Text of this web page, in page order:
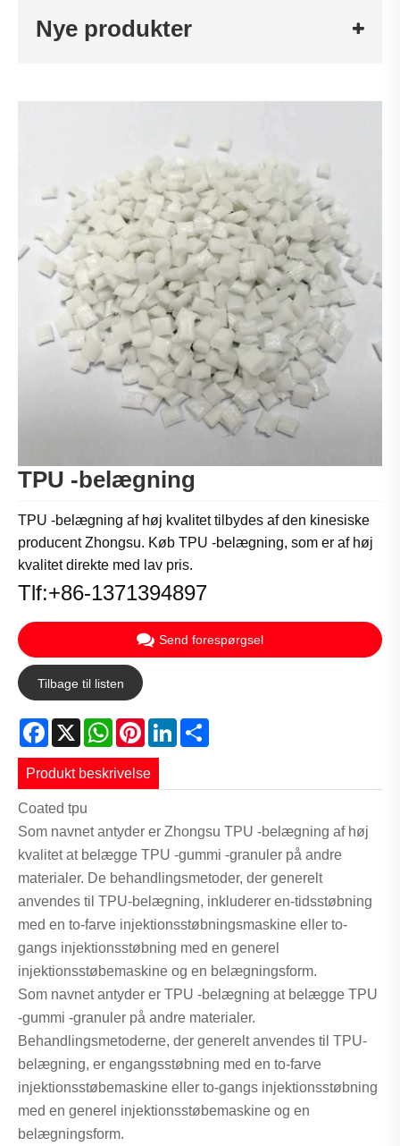
Nye produkter
TPU -belægning
TPU -belægning af høj kvalitet tilbydes af den kinesiske
producent Zhongsu. Køb TPU -belægning, som er af høj
kvalitet direkte med lav pris.
Tlf:+86-1371394897
Send forespørgsel
Tilbage til listen
Facebook
X WhatsApp
PinterestLinkedIn
Produkt beskrivelse
Coated tpu
Som navnet antyder er Zhongsu TPU -belægning af høj
kvalitet at belægge TPU -gummi -granuler på andre
materialer. De behandlingsmetoder, der generelt
anvendes til TPU-belægning, inkluderer en-tidsstøbning
med en to-farve injektionsstøbningsmaskine eller to-
gangs injektionsstøbning med en generel
injektionsstøbemaskine og en belægningsform.
Som navnet antyder er TPU -belægning at belægge TPU
-gummi -granuler på andre materialer.
Behandlingsmetoderne, der generelt anvendes til TPU-
belægning, er engangsstøbning med en to-farve
injektionsstøbemaskine eller to-gangs injektionsstøbning
med en generel injektionsstøbemaskine og en
belægningsform.